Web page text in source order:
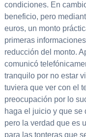
condiciones. En
beneficio, pero
euros, un monto
primeras
reducción del monto.
comunicó
tranquilo por no estar
tuviera que ver con el
preocupación por lo
haga el juicio y que se
pero la verdad que es
para las tonteras que